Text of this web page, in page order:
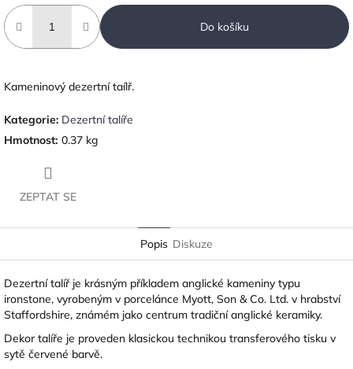
Do košíku
Kameninový dezertní taílř.
Kategorie: Dezertní talíře
Hmotnost: 0.37 kg
ZEPTAT SE
Popis Diskuze
Dezertní talíř je krásným příkladem anglické kameniny typu
ironstone, vyrobeným v porcelánce Myott, Son & Co. Ltd. v hrabství
Staffordshire, známém jako centrum tradiční anglické keramiky.
Dekor talíře je proveden klasickou technikou transferového tisku v
sytě červené barvě.